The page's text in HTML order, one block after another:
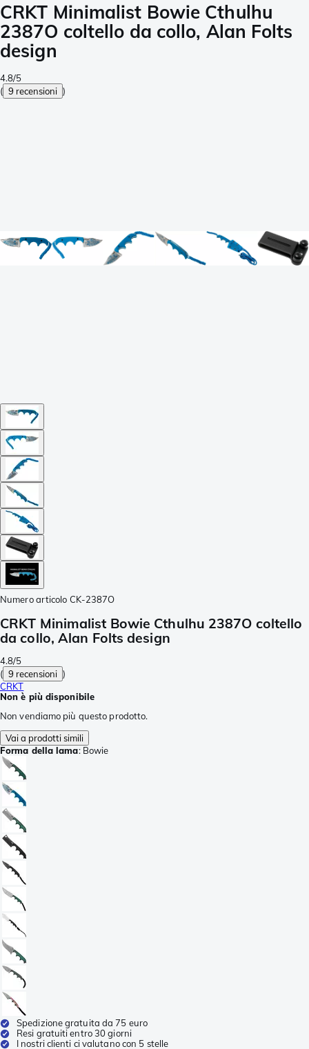
CRKT Minimalist Bowie Cthulhu
2387O coltello da collo, Alan Folts
design
4.8/5
( 9 recensioni )
Numero articolo CK-2387O
CRKT Minimalist Bowie Cthulhu 2387O coltello
da collo, Alan Folts design
4.8/5
( 9 recensioni )
CRKT
Non è più disponibile
Non vendiamo più questo prodotto.
Vai a prodotti simili
Forma della lama: Bowie
Spedizione gratuita da 75 euro
Resi gratuiti entro 30 giorni
I nostri clienti ci valutano con 5 stelle